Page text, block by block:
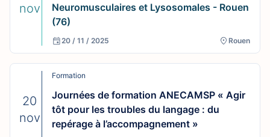
nov
Neuromusculaires et Lysosomales - Rouen
(76)
20 / 11 / 2025 Rouen
20
nov
Formation
Journées de formation ANECAMSP « Agir
tôt pour les troubles du langage : du
repérage à l’accompagnement »